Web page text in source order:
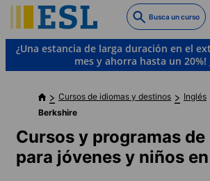
to
main
content
Busca un curso
¿Una estancia de larga duración en el
mes y ahorra hasta un 20%!
Cursos de idiomas y destinos Inglés
Berkshire
Cursos y programas
para jóvenes y niños